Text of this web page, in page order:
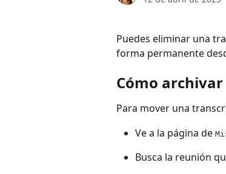
Puedes eliminar una
forma permanente
Cómo
Para mover una
Ve a la página de
Busca la reunión